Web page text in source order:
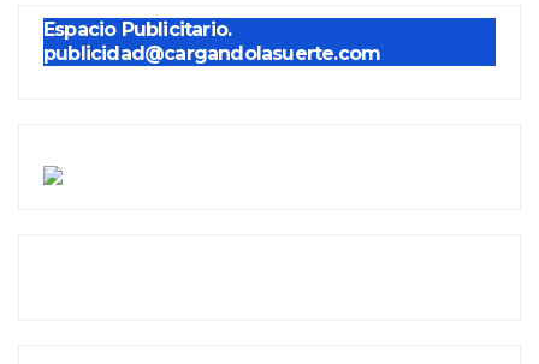
Espacio Publicitario.
publicidad@cargandolasuerte.com